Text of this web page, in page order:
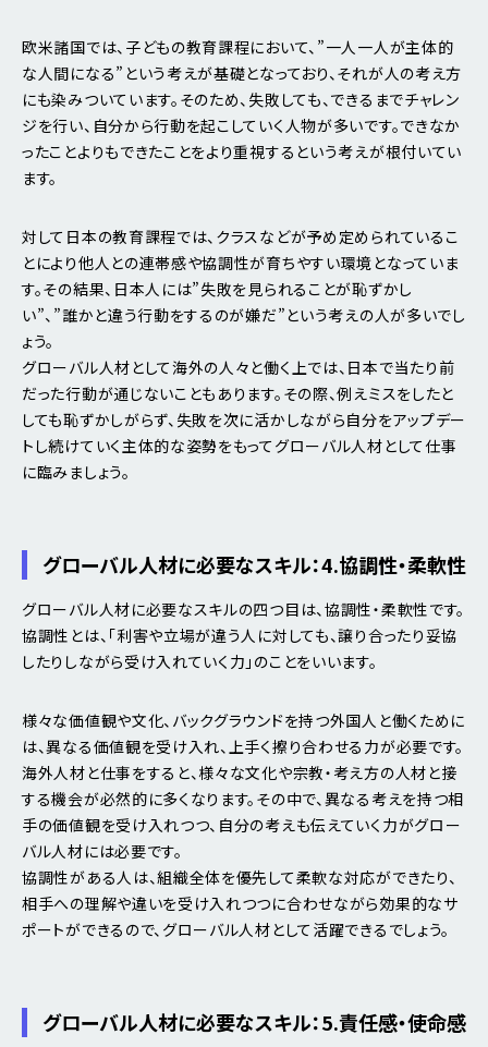
欧米諸国では、子どもの教育課程において、”一人一人が主体的
な人間になる”という考えが基礎となっており、それが人の考え方
にも染みついています。そのため、失敗しても、できるまでチャレン
ジを行い、自分から行動を起こしていく人物が多いです。できなか
ったことよりもできたことをより重視するという考えが根付いてい
ます。
対して日本の教育課程では、クラスなどが予め定められているこ
とにより他人との連帯感や協調性が育ちやすい環境となっていま
す。その結果、日本人には”失敗を見られることが恥ずかし
い”、”誰かと違う行動をするのが嫌だ”という考えの人が多いでし
ょう。
グローバル人材として海外の人々と働く上では、日本で当たり前
だった行動が通じないこともあります。その際、例えミスをしたと
しても恥ずかしがらず、失敗を次に活かしながら自分をアップデー
トし続けていく主体的な姿勢をもってグローバル人材として仕事
に臨みましょう。
グローバル人材に必要なスキル：4.協調性・柔軟性
グローバル人材に必要なスキルの四つ目は、協調性・柔軟性です。
協調性とは、「利害や立場が違う人に対しても、譲り合ったり妥協
したりしながら受け入れていく力」のことをいいます。
様々な価値観や文化、バックグラウンドを持つ外国人と働くために
は、異なる価値観を受け入れ、上手く擦り合わせる力が必要です。
海外人材と仕事をすると、様々な文化や宗教・考え方の人材と接
する機会が必然的に多くなります。その中で、異なる考えを持つ相
手の価値観を受け入れつつ、自分の考えも伝えていく力がグロー
バル人材には必要です。
協調性がある人は、組織全体を優先して柔軟な対応ができたり、
相手への理解や違いを受け入れつつに合わせながら効果的なサ
ポートができるので、グローバル人材として活躍できるでしょう。
グローバル人材に必要なスキル：5.責任感・使命感